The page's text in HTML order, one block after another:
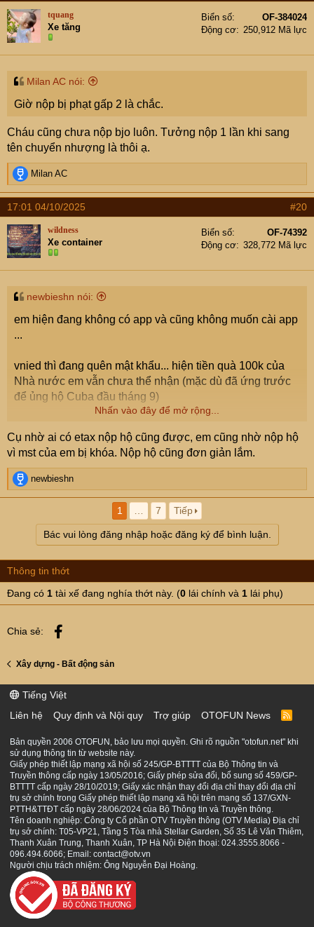
tquang
Xe tăng
Biển số
OF-384024
Động cơ
250,912 Mã lực
Milan AC nói:
Giờ nộp bị phạt gấp 2 là chắc.
Cháu cũng chưa nộp bjo luôn. Tưởng nộp 1 lần khi sang
tên chuyển nhượng là thôi ạ.
R
e
a
c
t
i
o
n
s
Milan AC
17:01 04/10/2025 #20
wildness
Xe container
Biển số
OF-74392
Động cơ
328,772 Mã lực
newbieshn nói:
em hiện đang không có app và cũng không muốn cài app
...
vnied thì đang quên mật khẩu... hiện tiền quà 100k của
Nhà nước em vẫn chưa thể nhận (mặc dù đã ứng trước
để ủng hộ Cuba đầu tháng 9)
đặt Etax thì mới có thể nộp thuế đất ...
mà loằng ngoằng quá em chưa biết cài thế nào ...
Nhấn vào đây để mở rộng...
Cụ nhờ ai có etax nộp hộ cũng được, em cũng nhờ nộp hộ
vì mst của em bị khóa. Nộp hộ cũng đơn giản lắm.
R
e
s
newbieshn
1 7 Tiếp
Bác vui lòng đăng nhập hoặc đăng ký để bình luận.
Thông tin thớt
Đang có 1 tài xế đang nghía thớt này. (0 lái chính và 1 lái phụ)
Chia sẻ:
Xây dựng - Bất động sản
Tiếng Việt
Liên hệ
Quy định và Nội quy Trợ giúp OTOFUN News
R
S
Bản quyền 2006 OTOFUN, bảo lưu mọi quyền. Ghi rõ nguồn "otofun.net" khi
sử dụng thông tin từ website này.
Giấy phép thiết lập mạng xã hội số 245/GP-BTTTT của Bộ Thông tin và
Truyền thông cấp ngày 13/05/2016; Giấy phép sửa đổi, bổ sung số 459/GP-
BTTTT cấp ngày 28/10/2019; Giấy xác nhận thay đổi địa chỉ thay đổi địa chỉ
trụ sở chính trong Giấy phép thiết lập mạng xã hội trên mạng số 137/GXN-
PTTH&TTĐT cấp ngày 28/06/2024 của Bộ Thông tin và Truyền thông.
Tên doanh nghiệp: Công ty Cổ phần OTV Truyền thông (OTV Media) Địa chỉ
trụ sở chính: T05-VP21, Tầng 5 Tòa nhà Stellar Garden, Số 35 Lê Văn Thiêm,
Thanh Xuân Trung, Thanh Xuân, TP Hà Nội Điện thoại: 024.3555.8066 -
096.494.6066; Email: contact@otv.vn
Người chịu trách nhiệm: Ông Nguyễn Đại Hoàng.